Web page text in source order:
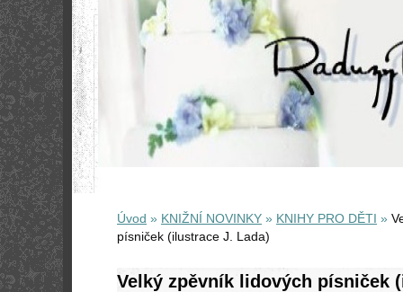
Úvod » KNIŽNÍ NOVINKY » KNIHY PRO DĚTI »
písniček (ilustrace J. Lada)
Velký zpěvník lidových písniček